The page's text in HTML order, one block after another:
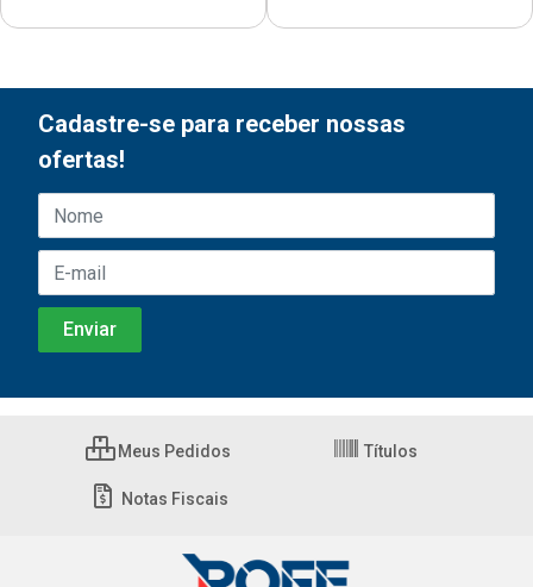
Cadastre-se para receber nossas
ofertas!
Meus Pedidos Títulos
Notas Fiscais